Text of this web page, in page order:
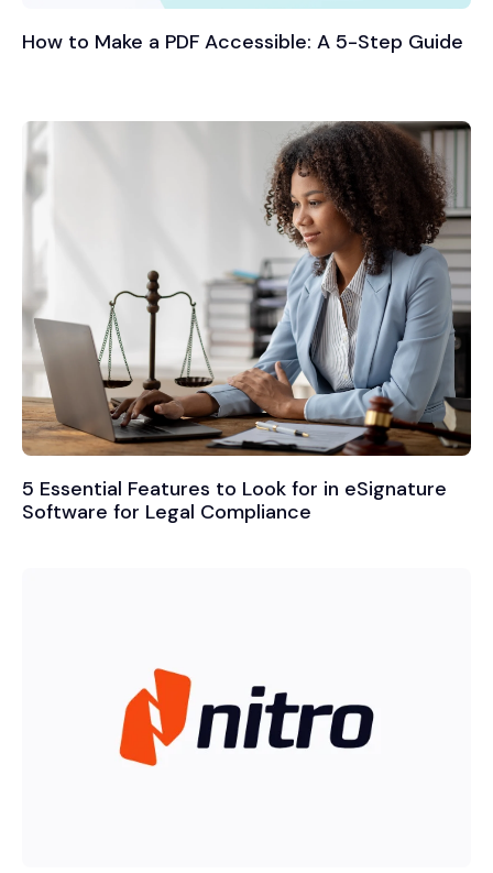
How to Make a PDF Accessible: A 5-Step Guide
5 Essential Features to Look for in eSignature
Software for Legal Compliance